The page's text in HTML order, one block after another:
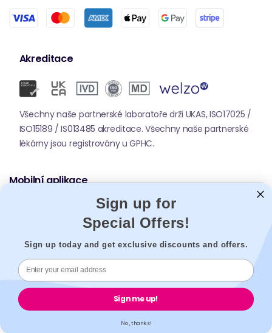
Akreditace
Všechny naše partnerské laboratoře drží UKAS, ISO17025 /
ISO15189 / IS013485 akreditace. Všechny naše partnerské
lékárny jsou registrovány u GPHC.
Mobilní aplikace
© 2026,
Sign up for
Special Offers!
Sign up today and get exclusive discounts and offers.
Sign me up!
No, thanks!